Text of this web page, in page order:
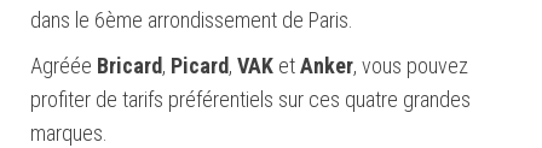
dans le 6ème arrondissement de Paris.
Agréée Bricard, Picard, VAK etAnker, vous pouvez
profiter de tarifs préférentiels sur ces quatre grandes
marques.